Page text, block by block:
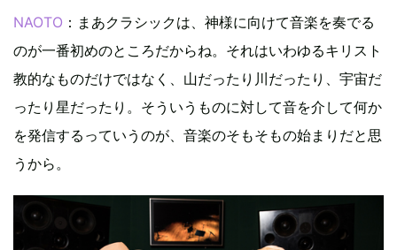
NAOTO ：まあクラシックは、神様に向けて音楽を奏でる
のが一番初めのところだからね。それはいわゆるキリスト
教的なものだけではなく、山だったり川だったり、宇宙だ
ったり星だったり。そういうものに対して音を介して何か
を発信するっていうのが、音楽のそもそもの始まりだと思
うから。